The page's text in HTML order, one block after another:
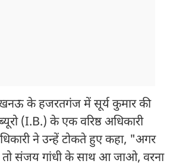
के हजरतगंज में सूर्य कुमार की
(I.B.) के एक वरिष्ठ अधिकारी
ने उन्हें टोकते हुए कहा, "अगर
तो संजय गांधी के साथ आ जाओ, वरना